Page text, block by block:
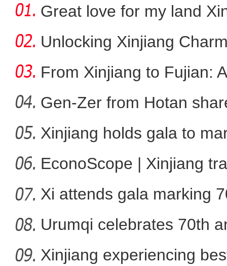
新疆兄妹在义乌：三天
Great love for my land
Unlocking Xinjiang
From Xinjiang to Fujian:
Gen-Zer from Hotan
Xinjiang holds gala to
ann
EconoScope | Xinjiang
Xi attends gala marking
anniver
Urumqi celebrates 70th
Xinjiang experiencing